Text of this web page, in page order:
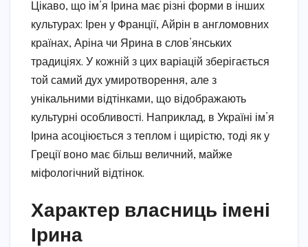
Цікаво, що ім’я Ірина має різні форми в інших
культурах: Ірен у Франції, Айрін в англомовних
країнах, Аріна чи Ярина в слов’янських
традиціях. У кожній з цих варіацій зберігається
той самий дух умиротворення, але з
унікальними відтінками, що відображають
культурні особливості. Наприклад, в Україні ім’я
Ірина асоціюється з теплом і щирістю, тоді як у
Греції воно має більш величний, майже
міфологічний відтінок.
Характер власниць імені
Ірина